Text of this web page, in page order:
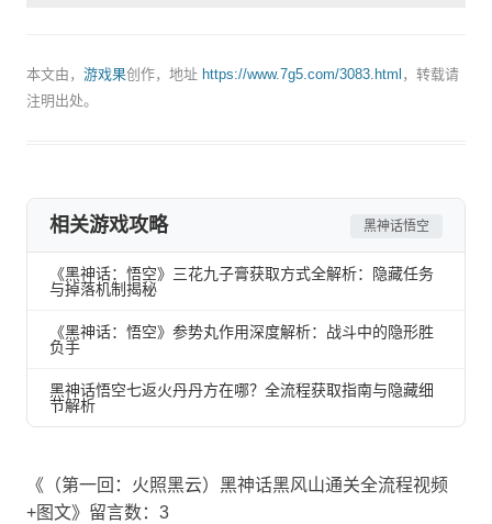
本文由， 游戏果创作，地址 https://www.7g5.com/3083.html ，转载请
注明出处。
相关游戏攻略 黑神话悟空
《黑神话：悟空》三花九子膏获取方式全解析：隐藏任务
与掉落机制揭秘
《黑神话：悟空》参势丸作用深度解析：战斗中的隐形胜
负手
黑神话悟空七返火丹丹方在哪？全流程获取指南与隐藏细
节解析
《（第一回：火照黑云）黑神话黑风山通关全流程视频
+图文》留言数：3